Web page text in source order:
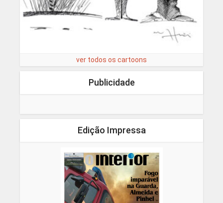
ver todos os cartoons
Publicidade
Edição Impressa